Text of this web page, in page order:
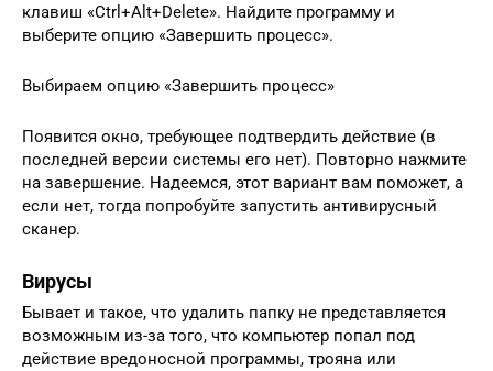
клавиш «Ctrl+Alt+Delete». Найдите программу и
выберите опцию «Завершить процесс».
Выбираем опцию «Завершить процесс»
Появится окно, требующее подтвердить действие (в
последней версии системы его нет). Повторно нажмите
на завершение. Надеемся, этот вариант вам поможет, а
если нет, тогда попробуйте запустить антивирусный
сканер.
Вирусы
Бывает и такое, что удалить папку не представляется
возможным из-за того, что компьютер попал под
действие вредоносной программы, трояна или